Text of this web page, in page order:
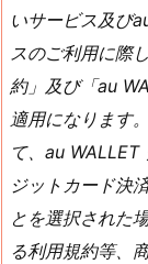
いサービス及び
スのご利用に際
約」及び「au
適用になります
て、au
ジットカード決
とを選択された
る利用規約等、